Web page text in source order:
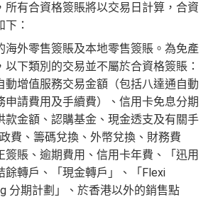
所有合資格簽賬將以交易日計算，合資
：
海外零售簽賬及本地零售簽賬。為免產
以下類別的交易並不屬於合資格簽賬：
動增值服務交易金額（包括八達通自動
申請費用及手續費）、信用卡免息分期
款金額、認購基金、現金透支及有關手
費、籌碼兌換、外幣兌換、財務費
簽賬、逾期費用、信用卡年費、「迅用
餘轉戶、「現金轉戶」、「Flexi
分期計劃」、於香港以外的銷售點